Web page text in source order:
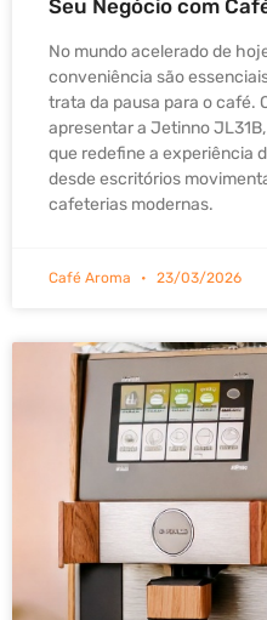
Seu Negócio com
No mundo acelerado de
conveniência são
trata da pausa para o café.
apresentar a Jetinno
que redefine a experiência
desde escritórios
cafeterias modernas.
Café Aroma 23/03/2026